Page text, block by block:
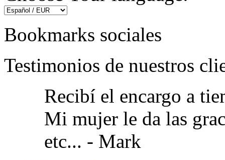
Bookmarks sociales
Testimonios de nuestros
Recibí el encargo a
Mi mujer le da las
etc... - Mark